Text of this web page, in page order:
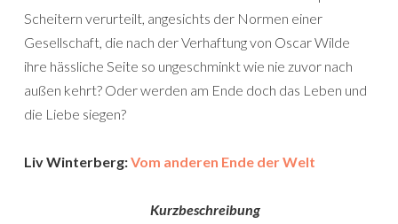
Scheitern verurteilt, angesichts der Normen einer
Gesellschaft, die nach der Verhaftung von Oscar Wilde
ihre hässliche Seite so ungeschminkt wie nie zuvor nach
außen kehrt? Oder werden am Ende doch das Leben und
die Liebe siegen?
Liv Winterberg:Vom anderen Ende der Welt
Kurzbeschreibung